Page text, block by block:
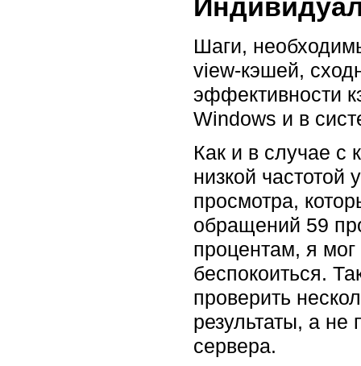
Шаги,
view-кэшей,
эффективности
Windows и в
Как и в случае
низкой
просмотра,
обращений 59
процентам, я
беспокоиться.
проверить
результаты, а
сервера.